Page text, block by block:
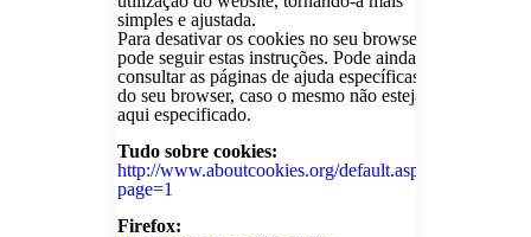
simples e ajustada.
Para desativar os cookies no seu browser
pode seguir estas instruções. Pode ainda
consultar as páginas de ajuda específicas
do seu browser, caso o mesmo não esteja
aqui especificado.
Tudo sobre cookies:
http://www.aboutcookies.org/default.aspx?
page=1
Firefox: